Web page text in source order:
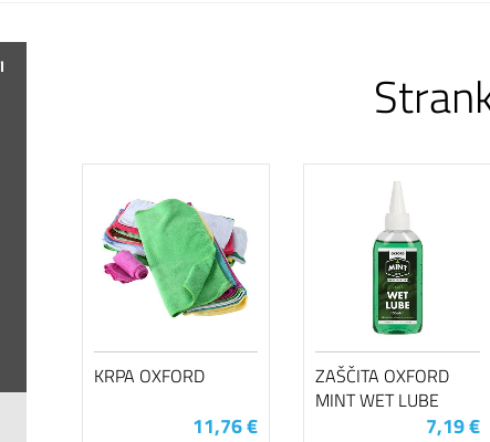
KRPA OXFORD
11,76 €
ZAŠČITA OXFORD
MINT WET LUBE
7,19 €